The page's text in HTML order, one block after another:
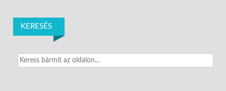
KERESÉS
Search